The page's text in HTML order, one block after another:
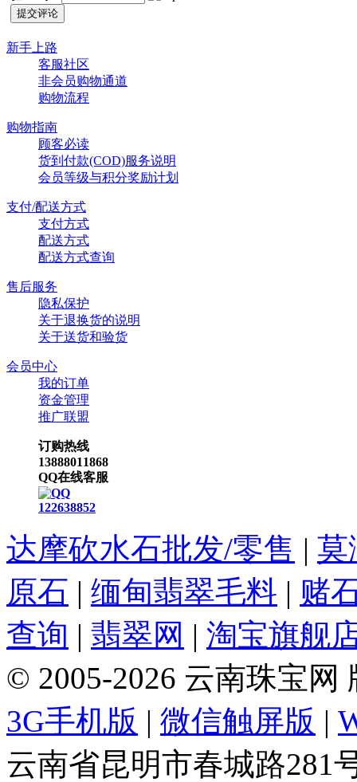
新手上路
客服社区
非会员购物通道
购物流程
购物指南
顾客必读
货到付款(COD)服务说明
会员等级与积分奖励计划
支付/配送方式
支付方式
配送方式
配送方式查询
售后服务
隐私保护
关于退换货的说明
关于送货和验货
会员中心
我的订单
资金管理
推广联盟
订购热线
13888011868
QQ在线客服
122638852
达摩砍水石批发/零售 | 莫
原石 | 缅甸翡翠毛料 | 赌
查询 | 翡翠网 | 淘宝旗舰
© 2005-2026 云南珠宝网
3G手机版 | 微信触屏版 |
云南省昆明市春城路281